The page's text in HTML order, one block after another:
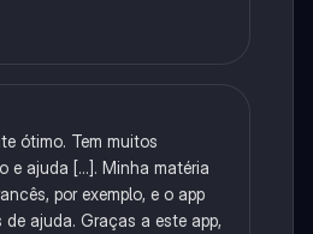
ótimo. Tem muitos
e ajuda [...]. Minha matéria
por exemplo, e o app
ajuda. Graças a este app,